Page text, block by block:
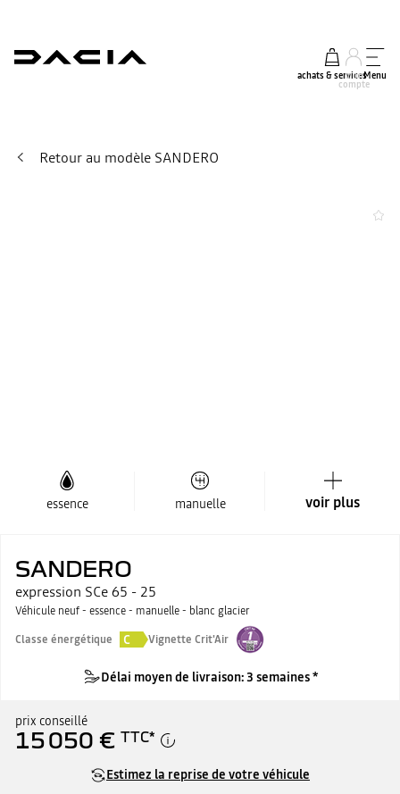
achats & services
mon
compte
Menu
Retour au modèle SANDERO
essence manuelle voir plus
SANDERO
expression SCe 65 - 25
Véhicule neuf - essence - manuelle - blanc glacier
Classe énergétique
C Vignette Crit'Air
Délai moyen de livraison: 3 semaines *
prix conseillé
15 050 € TTC*
Estimez la reprise de votre véhicule